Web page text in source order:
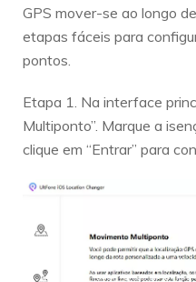
GPS mover-se ao longo
etapas fáceis para
pontos.
Etapa 1. Na interface
Multiponto”. Marque a
clique em “Entrar” para